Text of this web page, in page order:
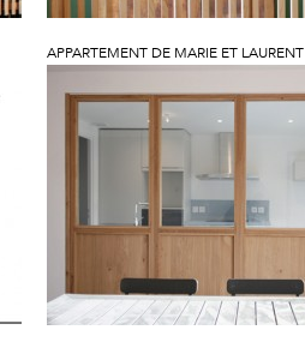
APPARTEMENT DE MARIE ET LAURENT